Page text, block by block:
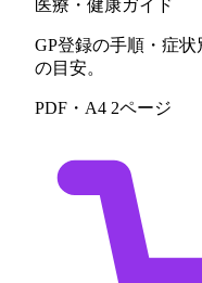
医療・健康ガイド
GP登録の手順・症
の目安。
PDF・A4 2ページ